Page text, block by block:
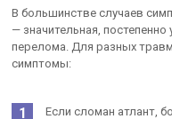
В большинстве случаев
— значительная,
перелома. Для разных
симптомы:
Если сломан атлант,